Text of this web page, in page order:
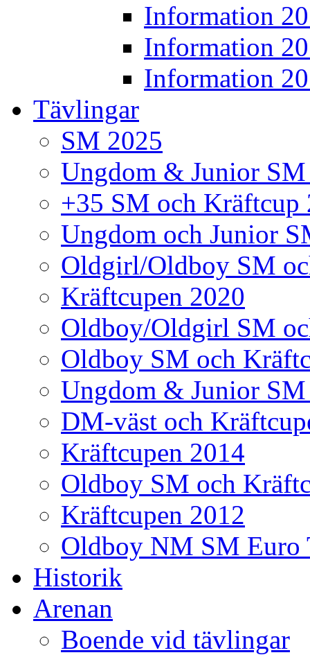
Information
Information
Information
Tävlingar
SM 2025
Ungdom & Junior
+35 SM och Kräftcup
Ungdom och Junior
Oldgirl/Oldboy SM
Kräftcupen 2020
Oldboy/Oldgirl SM
Oldboy SM och
Ungdom & Junior
DM-väst och
Kräftcupen 2014
Oldboy SM och
Kräftcupen 2012
Oldboy NM SM Euro
Historik
Arenan
Boende vid tävlingar